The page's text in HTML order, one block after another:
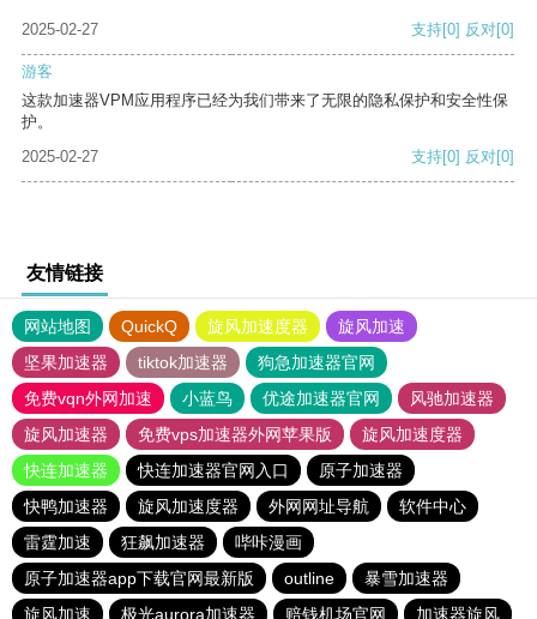
2025-02-27 支持[0] 反对[0]
游客
这款加速器VPM应用程序已经为我们带来了无限的隐私保护和安全性保
护。
2025-02-27
支持[0] 反对[0]
友情链接
网站地图 QuickQ 旋风加速度器
旋风加速
坚果加速器
tiktok加速器
狗急加速器官网
免费vqn外网加速
小蓝鸟 优途加速器官网
风驰加速器
旋风加速器
免费vps加速器外网苹果版
旋风加速度器
快连加速器
快连加速器官网入口
原子加速器
快鸭加速器
旋风加速度器 外网网址导航
软件中心
雷霆加速
狂飙加速器
哔咔漫画
原子加速器app下载官网最新版
outline
暴雪加速器
旋风加速
极光aurora加速器 赔钱机场官网 加速器旋风